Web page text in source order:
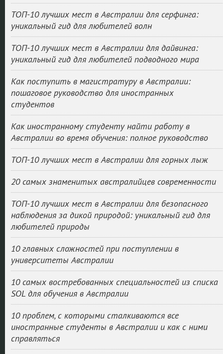
ТОП-10 лучших мест в Австралии для серфинга:
уникальный гид для любителей волн
ТОП-10 лучших мест в Австралии для дайвинга:
уникальный гид для любителей подводного мира
Как поступить в магистратуру в Австралии:
пошаговое руководство для иностранных
студентов
Как иностранному студенту найти работу в
Австралии во время обучения: полное руководство
ТОП-10 лучших мест в Австралии для горных лыж
20 самых знаменитых австралийцев современности
ТОП-10 лучших мест в Австралии для безопасного
наблюдения за дикой природой: уникальный гид для
любителей природы
10 главных сложностей при поступлении в
университеты Австралии
10 самых востребованных специальностей из списка
SOL для обучения в Австралии
10 проблем, с которыми сталкиваются все
иностранные студенты в Австралии и как с ними
справляться